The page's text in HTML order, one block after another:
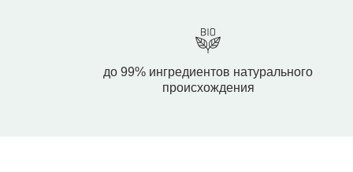
до 99% ингредиентов натурального
происхождения